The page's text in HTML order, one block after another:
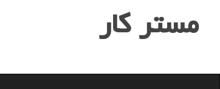
مستر كار